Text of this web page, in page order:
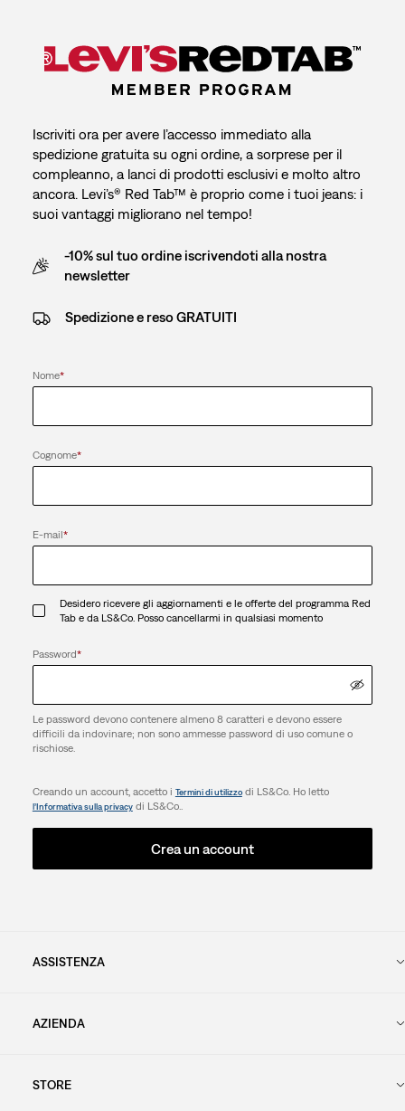
Iscriviti ora per avere l’accesso immediato alla
spedizione gratuita su ogni ordine, a sorprese per il
compleanno, a lanci di prodotti esclusivi e molto altro
ancora. Levi’s® Red Tab™ è proprio come i tuoi jeans: i
suoi vantaggi migliorano nel tempo!
-10% sul tuo ordine iscrivendoti alla nostra
newsletter
Spedizione e reso GRATUITI
Nome*
Cognome*
E-mail*
Desidero ricevere gli aggiornamenti e le offerte del programma Red
Tab e da LS&Co. Posso cancellarmi in qualsiasi momento
Password*
Le password devono contenere almeno 8 caratteri e devono essere
difficili da indovinare; non sono ammesse password di uso comune o
rischiose.
Creando un account, accetto i Termini di utilizzodi LS&Co. Ho letto
l’Informativa sulla privacydi LS&Co..
Crea un account
ASSISTENZA
AZIENDA
STORE